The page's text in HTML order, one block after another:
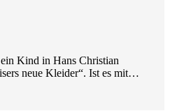
Kind in Hans Christian
neue Kleider“. Ist es mit…